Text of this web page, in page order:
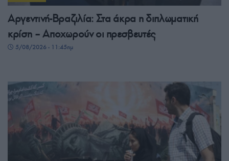
Αργεντινή-Βραζιλία: Στα άκρα η διπλωματική
κρίση – Αποχωρούν οι πρεσβευτές
5/08/2026 - 11:45πμ